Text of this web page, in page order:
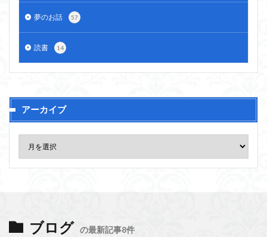
夢のお話 57
読書 14
アーカイブ
ブログ の最新記事8件